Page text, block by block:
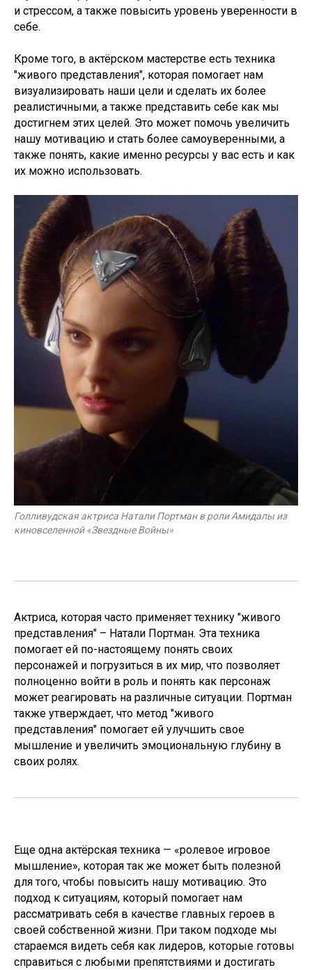
и стрессом, а также повысить уровень уверенности в
себе.
Кроме того, в актёрском мастерстве есть техника
"живого представления", которая помогает нам
визуализировать наши цели и сделать их более
реалистичными, а также представить себе как мы
достигнем этих целей. Это может помочь увеличить
нашу мотивацию и стать более самоуверенными, а
также понять, какие именно ресурсы у вас есть и как
их можно использовать.
Голливудская актриса Натали Портман в роли Амидалы из
киновселенной «Звездные Войны»
Актриса, которая часто применяет технику "живого
представления" – Натали Портман. Эта техника
помогает ей по-настоящему понять своих
персонажей и погрузиться в их мир, что позволяет
полноценно войти в роль и понять как персонаж
может реагировать на различные ситуации. Портман
также утверждает, что метод "живого
представления" помогает ей улучшить свое
мышление и увеличить эмоциональную глубину в
своих ролях.
Еще одна актёрская техника — «ролевое игровое
мышление», которая так же может быть полезной
для того, чтобы повысить нашу мотивацию. Это
подход к ситуациям, который помогает нам
рассматривать себя в качестве главных героев в
своей собственной жизни. При таком подходе мы
стараемся видеть себя как лидеров, которые готовы
справиться с любыми препятствиями и достигать